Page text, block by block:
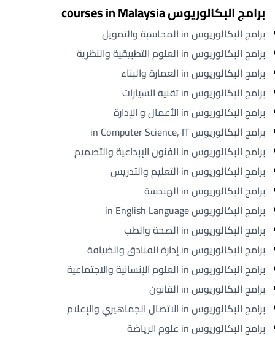
برامج البكالوريوس courses in Malaysia
برامج البكالوريوس in المحاسبة والتمويل
برامج البكالوريوس in العلوم التطبيقية والنظرية
برامج البكالوريوس in العمارة والبناء
برامج البكالوريوس in تقنية السيارات
برامج البكالوريوس in الأعمال و الإدارة
برامج البكالوريوس in Computer Science, IT
برامج البكالوريوس in الفنون الإبداعية والتصميم
برامج البكالوريوس in التعليم والتدريس
برامج البكالوريوس in الهندسة
برامج البكالوريوس in English Language
برامج البكالوريوس in الصحة والطب
برامج البكالوريوس in إدارة الفنادق والضيافة
برامج البكالوريوس in العلوم الإنسانية والاجتماعية
برامج البكالوريوس in القانون
برامج البكالوريوس in الاتصال الجماهيري والإعلام
برامج البكالوريوس in علوم الرياضة